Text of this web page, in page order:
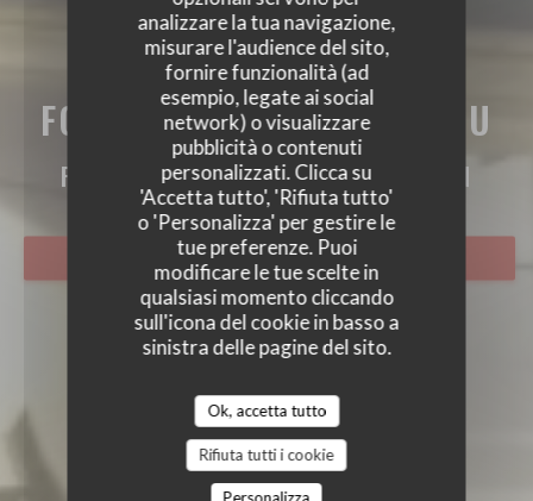
analizzare la tua navigazione,
misurare l'audience del sito,
fornire funzionalità (ad
esempio, legate ai social
network) o visualizzare
pubblicità o contenuti
personalizzati. Clicca su
'Accetta tutto', 'Rifiuta tutto'
o 'Personalizza' per gestire le
tue preferenze. Puoi
modificare le tue scelte in
qualsiasi momento cliccando
sull'icona del cookie in basso a
sinistra delle pagine del sito.
Ok, accetta tutto
Rifiuta tutti i cookie
FORT MARDI CLOS CARIOU
FORT MARDI CLOS CARIOU
FRENCH RESTAURANT|MONTÉVRAIN
PRENOTA